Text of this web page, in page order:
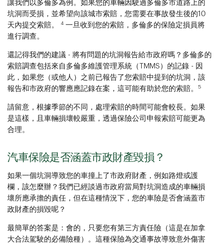
讓我們以多倫多為例。如果您的車輛因駛過多倫多市道路上的
坑洞而受損，並希望向該城市索賠，您需要在事故發生後的10
天內提交索賠。
4 一旦收到您的索賠，多倫多的保險定損員將
進行調查。
還記得我們的建議 - 將有問題的坑洞報告給市政府嗎？多倫多的
索賠調查包括來自多倫多維護管理系統（TMMS）的記錄 - 因
此，如果您（或他人）之前已報告了您索賠中提到的坑洞，該
報告和市政府的響應應記錄在案，這可能有助於您的索賠。
5
請留意，根據季節的不同，處理索賠的時間可能會較長。如果
是這樣，且車輛損壞較嚴重，透過保險公司申報索賠可能更為
合理。
汽車保險是否涵蓋市政財產毀損？
如果一個坑洞導致您的車撞上了市政府財產，例如路燈或護
欄，該怎麼辦？我們已經談過市政府當局對坑洞造成的車輛損
壞所應承擔的責任，但在這種情況下，您的車險是否會涵蓋市
政財產的損毀呢？
最簡單的答案是：會的，只要您有第三方責任險（這是在加拿
大合法駕駛的必備險種）。這種保險為交通事故導致意外傷害